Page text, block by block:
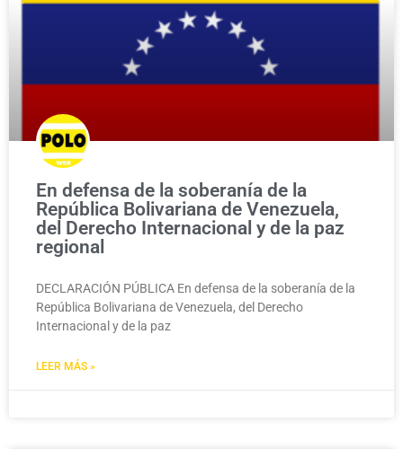
En defensa de la soberanía de la
República Bolivariana de Venezuela,
del Derecho Internacional y de la paz
regional
DECLARACIÓN PÚBLICA En defensa de la soberanía de la
República Bolivariana de Venezuela, del Derecho
Internacional y de la paz
LEER MÁS »